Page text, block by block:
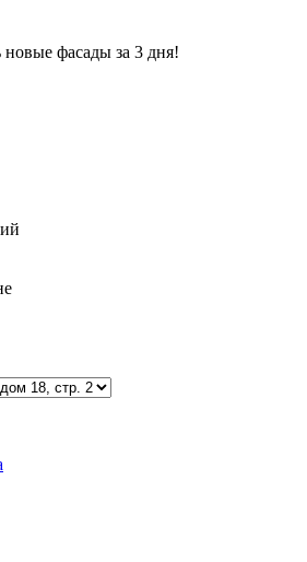
новые фасады за 3 дня!